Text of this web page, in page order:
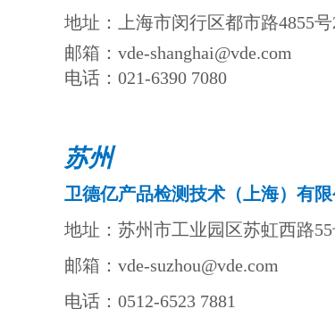
地址：上海市闵行区都市路4855号
邮箱：vde-shanghai@vde.com
电话：021-6390 7080
苏州
卫德亿产品检测技术（上海）有
地址：苏州市工业园区苏虹西路
邮箱：vde-suzhou@vde.com
电话：0512-6523 7881